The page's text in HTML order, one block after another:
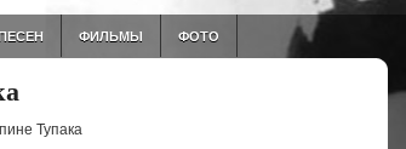
ФИЛЬМЫ ФОТО
Тупака